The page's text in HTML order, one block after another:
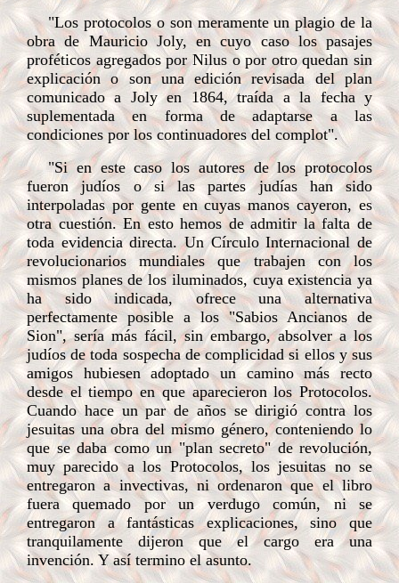
"Los protocolos o son meramente un plagio de la
obra de Mauricio Joly, en cuyo caso los pasajes
proféticos agregados por Nilus o por otro quedan sin
explicación o son una edición revisada del plan
comunicado a Joly en 1864, traída a la fecha y
suplementada en forma de adaptarse a las
condiciones por los continuadores del complot".
"Si en este caso los autores de los protocolos
fueron judíos o si las partes judías han sido
interpoladas por gente en cuyas manos cayeron, es
otra cuestión. En esto hemos de admitir la falta de
toda evidencia directa. Un Círculo Internacional de
revolucionarios mundiales que trabajen con los
mismos planes de los iluminados, cuya existencia ya
ha sido indicada, ofrece una alternativa
perfectamente posible a los "Sabios Ancianos de
Sion", sería más fácil, sin embargo, absolver a los
judíos de toda sospecha de complicidad si ellos y sus
amigos hubiesen adoptado un camino más recto
desde el tiempo en que aparecieron los Protocolos.
Cuando hace un par de años se dirigió contra los
jesuitas una obra del mismo género, conteniendo lo
que se daba como un "plan secreto" de revolución,
muy parecido a los Protocolos, los jesuitas no se
entregaron a invectivas, ni ordenaron que el libro
fuera quemado por un verdugo común, ni se
entregaron a fantásticas explicaciones, sino que
tranquilamente dijeron que el cargo era una
invención. Y así termino el asunto.